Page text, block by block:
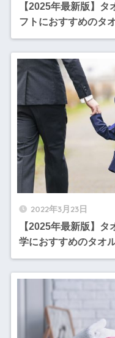
【2025年最新版】
フトにおすすめのタ
2022年3月23日
【2025年最新版】
学におすすめのタオ